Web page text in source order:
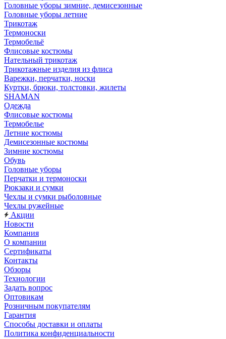
Головные уборы зимние, демисезонные
Головные уборы летние
Трикотаж
Термоноски
Термобельё
Флисовые костюмы
Нательный трикотаж
Трикотажные изделия из флиса
Варежки, перчатки, носки
Куртки, брюки, толстовки, жилеты
SHAMAN
Одежда
Флисовые костюмы
Термобелье
Летние костюмы
Демисезонные костюмы
Зимние костюмы
Обувь
Головные уборы
Перчатки и термоноски
Рюкзаки и сумки
Чехлы и сумки рыболовные
Чехлы ружейные
Акции
Новости
Компания
О компании
Сертификаты
Контакты
Обзоры
Технологии
Задать вопрос
Оптовикам
Розничным покупателям
Гарантия
Способы доставки и оплаты
Политика конфиденциальности